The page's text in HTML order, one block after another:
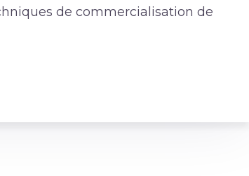
de commercialisation de